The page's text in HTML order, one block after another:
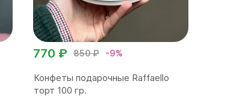
850 ₽ -9%
770 ₽
Конфеты подарочные Raffaello
торт 100 гр.